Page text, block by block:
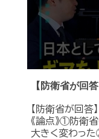
【防衛省が回
【防衛省が回答
《論点》①防衛
大きく変わっ